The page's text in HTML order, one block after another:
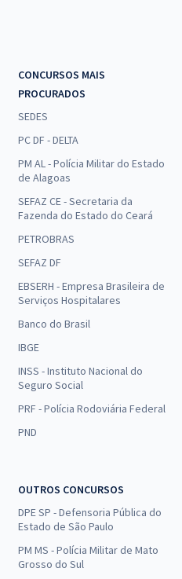
CONCURSOS MAIS
PROCURADOS
SEDES
PC DF - DELTA
PM AL - Polícia Militar do Estado
de Alagoas
SEFAZ CE - Secretaria da
Fazenda do Estado do Ceará
PETROBRAS
SEFAZ DF
EBSERH - Empresa Brasileira de
Serviços Hospitalares
Banco do Brasil
IBGE
INSS - Instituto Nacional do
Seguro Social
PRF - Polícia Rodoviária Federal
PND
OUTROS CONCURSOS
DPE SP - Defensoria Pública do
Estado de São Paulo
PM MS - Polícia Militar de Mato
Grosso do Sul